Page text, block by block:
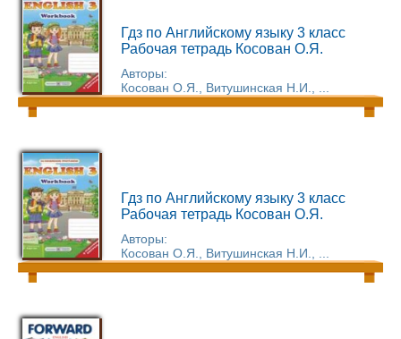
Гдз по Английскому языку 3 класс
Рабочая тетрадь Косован О.Я.
Авторы:
Косован О.Я., Витушинская Н.И., ...
Гдз по Английскому языку 3 класс
Рабочая тетрадь Косован О.Я.
Авторы:
Косован О.Я., Витушинская Н.И., ...